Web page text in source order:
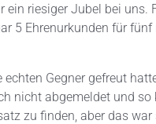
riesiger Jubel bei uns.
5 Ehrenurkunden für
Gegner gefreut
nicht abgemeldet und
zu finden, aber das